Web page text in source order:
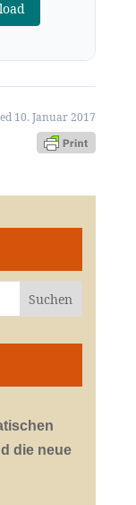
10. Januar 2017
die neue